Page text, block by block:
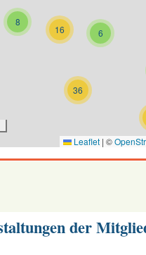
36
6
16
8
Leaflet | ©
der